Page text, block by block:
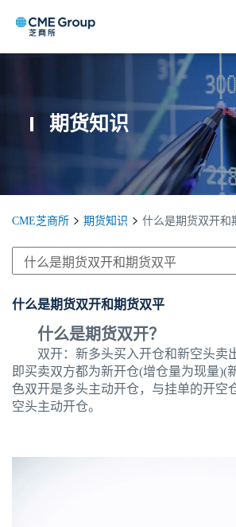
期货知识
CME芝商所 期货知识 什么是期货双开和
什么是期货双开和期货双平
什么是期货双开？
双开：新多头买入开仓和新空头卖出
即买卖双方都为新开仓(增仓量为现量
色双开是多头主动开仓，与挂单的开空
空头主动开仓。